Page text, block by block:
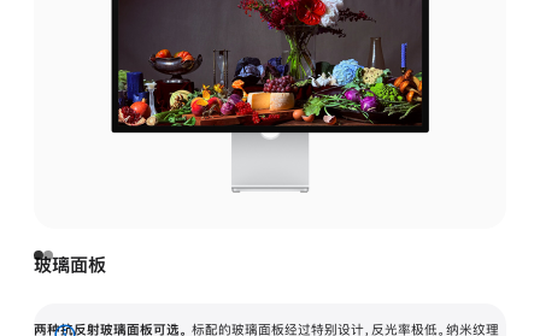
玻璃面板
两种抗反射玻璃面板可选。 标配的玻璃面板经过特别设计，反光率极低。纳米纹理